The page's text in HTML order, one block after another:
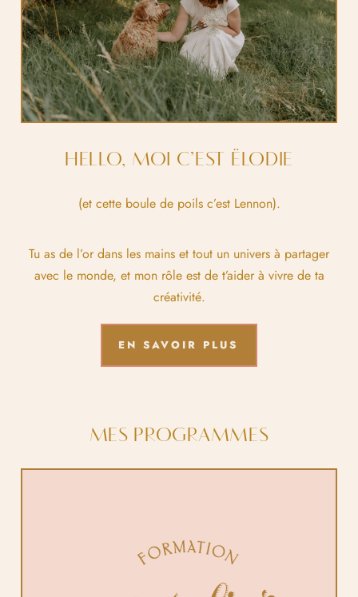
HELLO, MOI C’EST ËLODIE
(et cette boule de poils c’est Lennon).
Tu as de l’or dans les mains et tout un univers à partager
avec le monde, et mon rôle est de t’aider à vivre de ta
créativité.
EN SAVOIR PLUS
MES PROGRAMMES